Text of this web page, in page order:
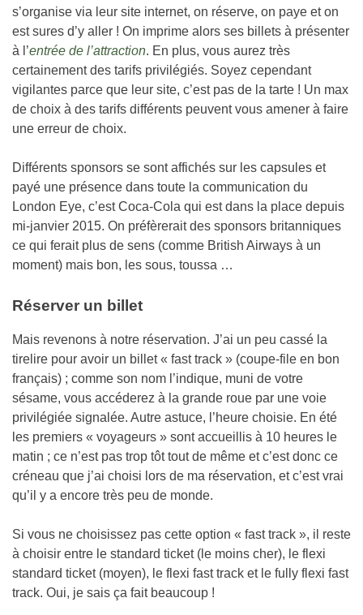
s’organise via leur site internet, on réserve, on paye et on
est sures d’y aller ! On imprime alors ses billets à présenter
à l’entrée de l’attraction. En plus, vous aurez très
certainement des tarifs privilégiés. Soyez cependant
vigilantes parce que leur site, c’est pas de la tarte ! Un max
de choix à des tarifs différents peuvent vous amener à faire
une erreur de choix.
Différents sponsors se sont affichés sur les capsules et
payé une présence dans toute la communication du
London Eye, c’est Coca-Cola qui est dans la place depuis
mi-janvier 2015. On préfèrerait des sponsors britanniques
ce qui ferait plus de sens (comme British Airways à un
moment) mais bon, les sous, toussa …
Réserver un billet
Mais revenons à notre réservation. J’ai un peu cassé la
tirelire pour avoir un billet « fast track » (coupe-file en bon
français) ; comme son nom l’indique, muni de votre
sésame, vous accéderez à la grande roue par une voie
privilégiée signalée. Autre astuce, l’heure choisie. En été
les premiers « voyageurs » sont accueillis à 10 heures le
matin ; ce n’est pas trop tôt tout de même et c’est donc ce
créneau que j’ai choisi lors de ma réservation, et c’est vrai
qu’il y a encore très peu de monde.
Si vous ne choisissez pas cette option « fast track », il reste
à choisir entre le standard ticket (le moins cher), le flexi
standard ticket (moyen), le flexi fast track et le fully flexi fast
track. Oui, je sais ça fait beaucoup !